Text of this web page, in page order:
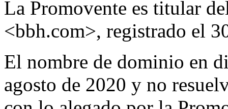
La Promovente es titular
<bbh.com>, registrado el
El nombre de dominio en
agosto de 2020 y no